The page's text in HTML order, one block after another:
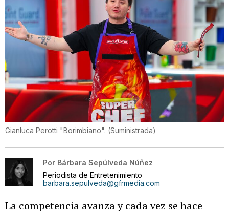
Gianluca Perotti "Borimbiano". (Suministrada)
Por Bárbara Sepúlveda Núñez
Periodista de Entretenimiento
barbara.sepulveda@gfrmedia.com
La competencia avanza y cada vez se hace